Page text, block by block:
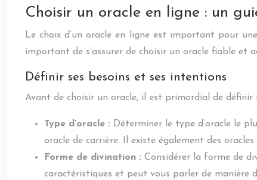
Choisir un oracle en ligne : un
Le choix d’un oracle en ligne est important pour
important de s’assurer de choisir un oracle fiable et
Définir ses besoins et ses intentions
Avant de choisir un oracle, il est primordial de
Type d’oracle : Déterminer le type d’oracle le
oracle de carrière. Il existe également des
Forme de divination : Considérer la forme de
caractéristiques et peut vous parler de manière